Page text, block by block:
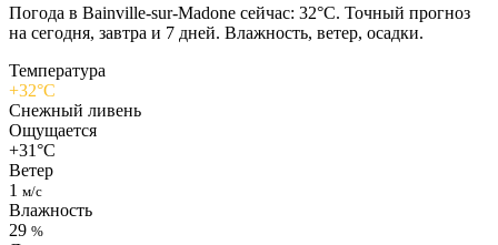
Погода в Bainville-sur-Madonе сейчас: 32°C. Точный прогноз
на сегодня, завтра и 7 дней. Влажность, ветер, осадки.
Температура
+32°C
Снежный ливень
Ощущается
+31°C
Ветер
1 м/с
Влажность
29 %